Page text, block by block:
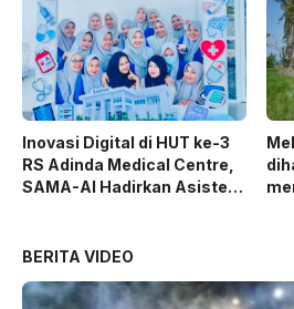
Inovasi Digital di HUT ke-3
RS Adinda Medical Centre,
SAMA-AI Hadirkan Asisten
BERITA VIDEO